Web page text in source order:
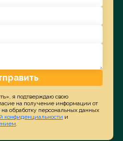
я подтверждаю свою
на получение информации от
обработку персональных данных
конфиденциальности и
.